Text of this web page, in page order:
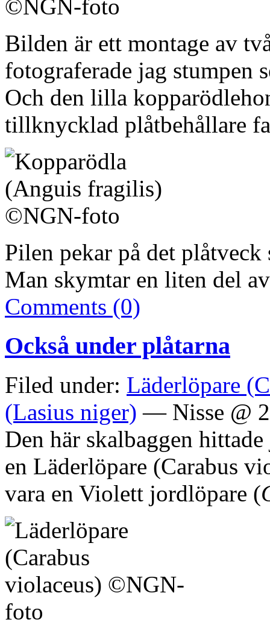
Bilden är ett montage av
fotograferade jag stumpen
Och den lilla
tillknycklad plåtbehållare
Pilen pekar på det
Man skymtar en liten del
Comments (0)
Också under plåtarna
Filed under: Läderlöpare
(Lasius niger) — Nisse @
Den här skalbaggen
en Läderlöpare (Carabus
vara en Violett jordlöpare (